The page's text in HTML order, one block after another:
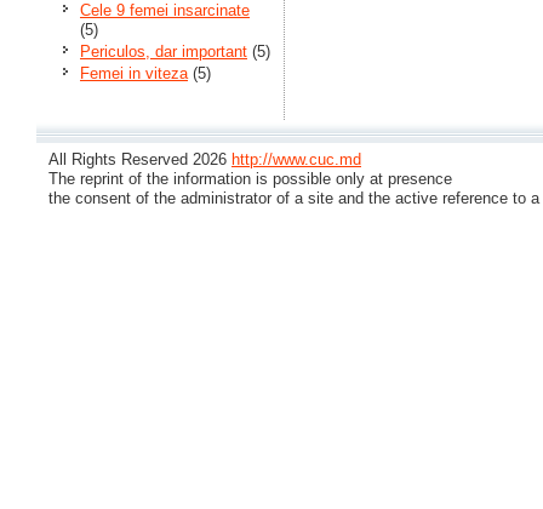
Cele 9 femei insarcinate
(5)
Periculos, dar important (5)
Femei in viteza(5)
All Rights Reserved 2026 http://www.cuc.md
The reprint of the information is possible only at presence
the consent of the administrator of a site and the active reference to